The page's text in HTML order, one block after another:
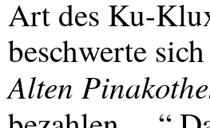
Art des Ku-
beschwerte
Alten